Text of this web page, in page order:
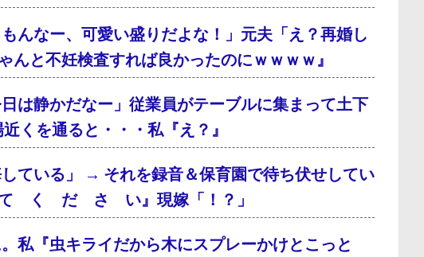
んなー、可愛い盛りだよな！」元夫「え？再婚し
と不妊検査すれば良かったのにｗｗｗｗ』
は静かだなー」従業員がテーブルに集まって土下
くを通ると・・・私『え？』
ている」 → それを録音＆保育園で待ち伏せしてい
く だ さ い』現嫁「！？」
私『虫キライだから木にスプレーかけとこっと